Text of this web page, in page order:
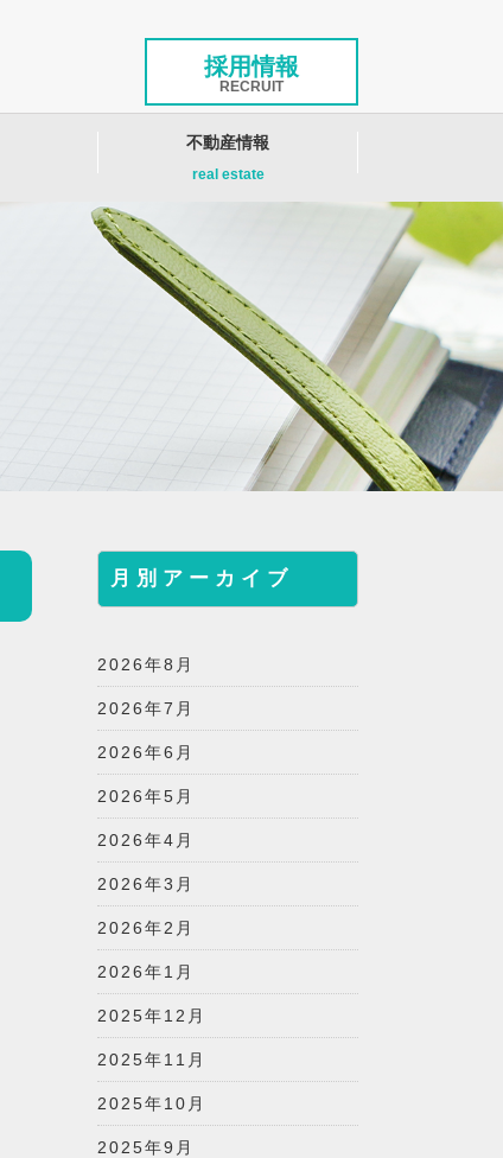
採用情報
RECRUIT
不動産情報
real estate
月別アーカイブ
2026年8月
2026年7月
2026年6月
2026年5月
2026年4月
2026年3月
2026年2月
2026年1月
2025年12月
2025年11月
2025年10月
2025年9月